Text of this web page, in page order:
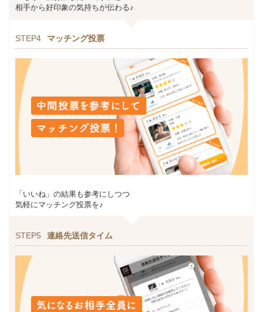
相手から好印象の気持ちが伝わる♪
STEP4 マッチング投票
「いいね」の結果も参考にしつつ
気軽にマッチング投票を♪
STEP5 連絡先送信タイム